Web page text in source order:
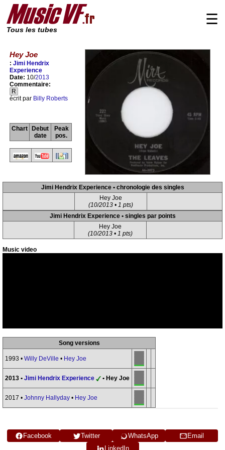
Tous les tubes
☰
Hey Joe
: Jimi Hendrix
Experience
Date: 10/2013
Commentaire:
R
écrit par Billy Roberts
Chart
Debut
date
Peak
pos.
Jimi Hendrix Experience • chronologie des singles
Hey Joe
(10/2013 • 1 pts)
Jimi Hendrix Experience • singles par points
Hey Joe
(10/2013 • 1 pts)
Music video
Song versions
1993 • Willy DeVille • Hey Joe
2013 • Jimi Hendrix Experience • Hey Joe
2017 • Johnny Hallyday • Hey Joe
Facebook Twitter WhatsApp
Email
LinkedIn